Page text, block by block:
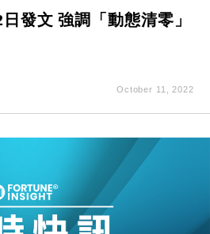
發文 強調「動態清零」
October 11, 2022